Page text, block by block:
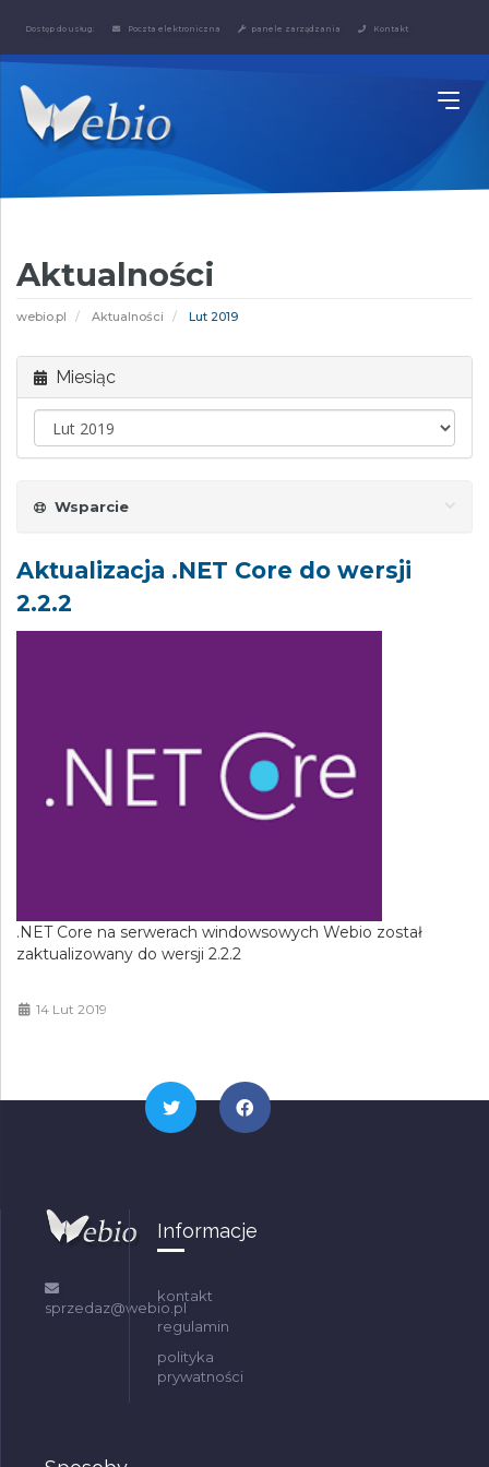
Dostęp do usług: Poczta elektroniczna panele zarządzania Kontakt
Aktualności
webio.pl Aktualności Lut 2019
Miesiąc
Wsparcie
Aktualizacja .NET Core do wersji
2.2.2
.NET Core na serwerach windowsowych Webio został
zaktualizowany do wersji 2.2.2
14 Lut 2019
sprzedaz@webio.pl
Informacje
kontakt
regulamin
polityka
prywatności